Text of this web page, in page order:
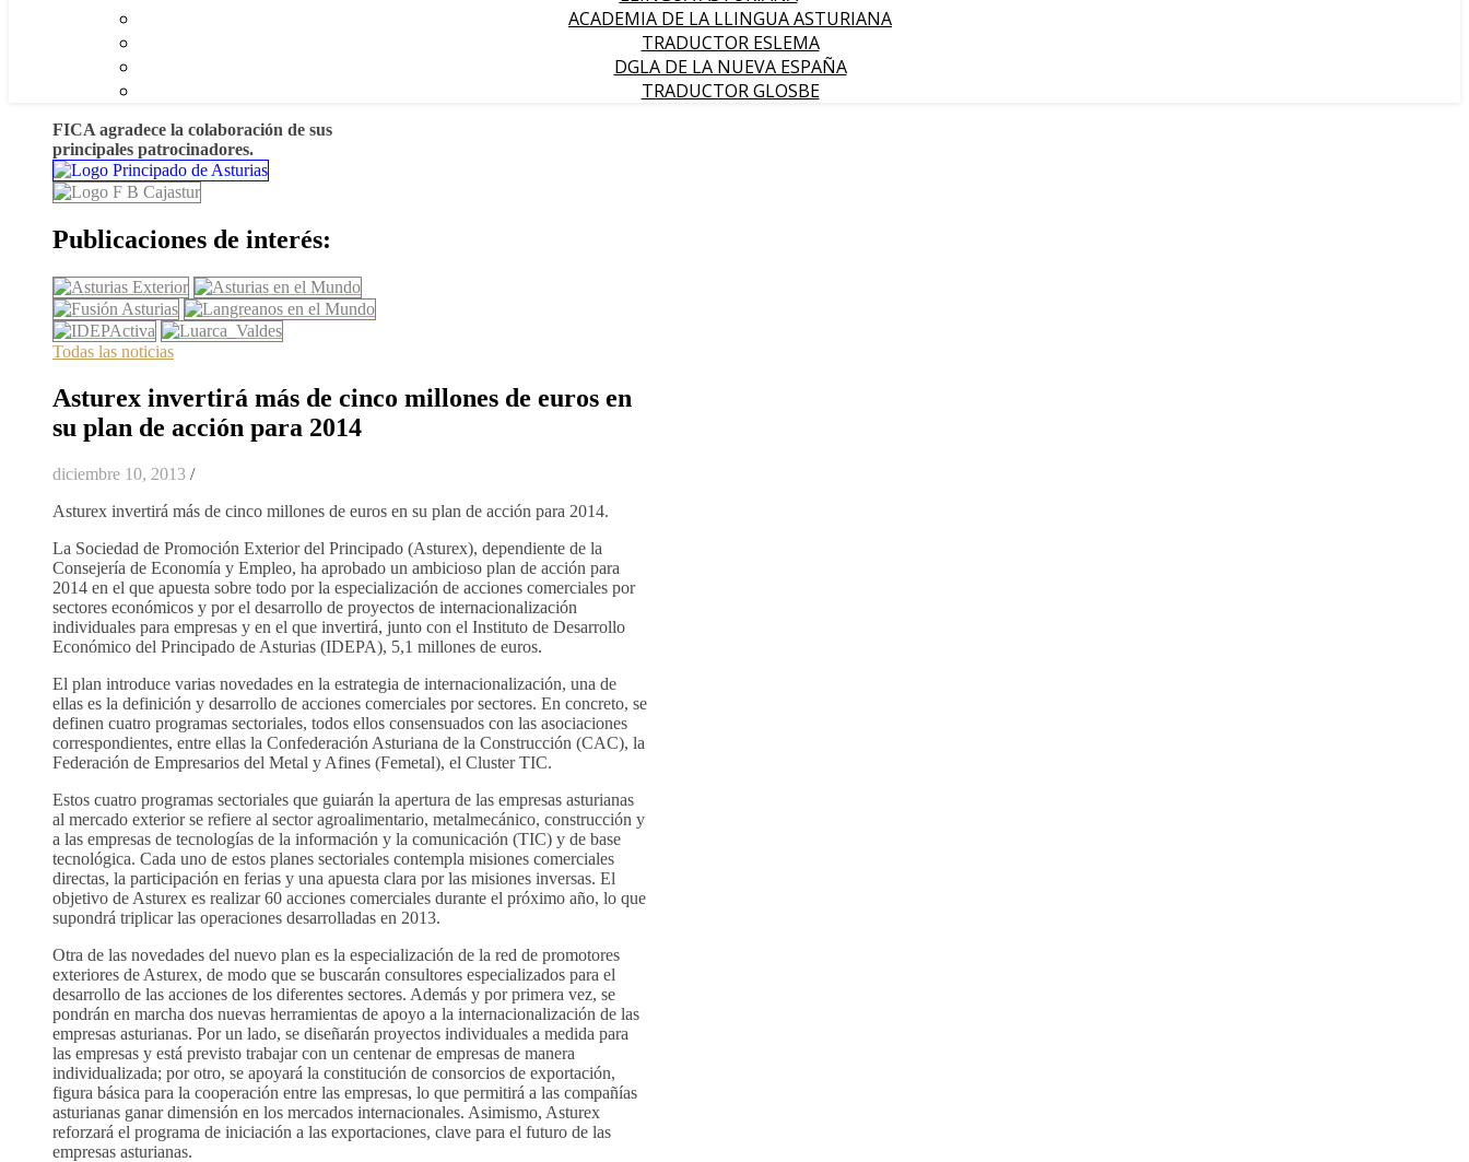
ACADEMIA DE LA LLINGUA ASTURIANA
TRADUCTOR ESLEMA
DGLA DE LA NUEVA ESPAÑA
TRADUCTOR GLOSBE
FICA agradece la colaboración de sus
principales patrocinadores.
Publicaciones de interés:
Todas las noticias
Asturex invertirá más de cinco millones de euros en
su plan de acción para 2014
diciembre 10, 2013 /
Asturex invertirá más de cinco millones de euros en su plan de acción para 2014.
La Sociedad de Promoción Exterior del Principado (Asturex), dependiente de la
Consejería de Economía y Empleo, ha aprobado un ambicioso plan de acción para
2014 en el que apuesta sobre todo por la especialización de acciones comerciales por
sectores económicos y por el desarrollo de proyectos de internacionalización
individuales para empresas y en el que invertirá, junto con el Instituto de Desarrollo
Económico del Principado de Asturias (IDEPA), 5,1 millones de euros.
El plan introduce varias novedades en la estrategia de internacionalización, una de
ellas es la definición y desarrollo de acciones comerciales por sectores. En concreto, se
definen cuatro programas sectoriales, todos ellos consensuados con las asociaciones
correspondientes, entre ellas la Confederación Asturiana de la Construcción (CAC), la
Federación de Empresarios del Metal y Afines (Femetal), el Cluster TIC.
Estos cuatro programas sectoriales que guiarán la apertura de las empresas asturianas
al mercado exterior se refiere al sector agroalimentario, metalmecánico, construcción y
a las empresas de tecnologías de la información y la comunicación (TIC) y de base
tecnológica. Cada uno de estos planes sectoriales contempla misiones comerciales
directas, la participación en ferias y una apuesta clara por las misiones inversas. El
objetivo de Asturex es realizar 60 acciones comerciales durante el próximo año, lo que
supondrá triplicar las operaciones desarrolladas en 2013.
Otra de las novedades del nuevo plan es la especialización de la red de promotores
exteriores de Asturex, de modo que se buscarán consultores especializados para el
desarrollo de las acciones de los diferentes sectores. Además y por primera vez, se
pondrán en marcha dos nuevas herramientas de apoyo a la internacionalización de las
empresas asturianas. Por un lado, se diseñarán proyectos individuales a medida para
las empresas y está previsto trabajar con un centenar de empresas de manera
individualizada; por otro, se apoyará la constitución de consorcios de exportación,
figura básica para la cooperación entre las empresas, lo que permitirá a las compañías
asturianas ganar dimensión en los mercados internacionales. Asimismo, Asturex
reforzará el programa de iniciación a las exportaciones, clave para el futuro de las
empresas asturianas.